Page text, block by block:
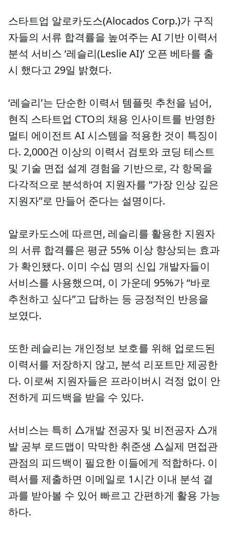
스타트업 알로카도스(Alocados Corp.)가 구직
자들의 서류 합격률을 높여주는 AI 기반 이력서
분석 서비스 ‘레슬리(Leslie AI)’ 오픈 베타를 출
시 했다고 29일 밝혔다.
‘레슬리’는 단순한 이력서 템플릿 추천을 넘어,
현직 스타트업 CTO의 채용 인사이트를 반영한
멀티 에이전트 AI 시스템을 적용한 것이 특징이
다. 2,000건 이상의 이력서 검토와 코딩 테스트
및 기술 면접 설계 경험을 기반으로, 각 항목을
다각적으로 분석하여 지원자를 “가장 인상 깊은
지원자”로 만들어 준다는 설명이다.
알로카도스에 따르면, 레슬리를 활용한 지원자
의 서류 합격률은 평균 55% 이상 향상되는 효과
가 확인됐다. 이미 수십 명의 신입 개발자들이
서비스를 사용했으며, 이 가운데 95%가 “바로
추천하고 싶다”고 답하는 등 긍정적인 반응을
보였다.
또한 레슬리는 개인정보 보호를 위해 업로드된
이력서를 저장하지 않고, 분석 리포트만 제공한
다. 이로써 지원자들은 프라이버시 걱정 없이 안
전하게 피드백을 받을 수 있다.
서비스는 특히 △개발 전공자 및 비전공자 △개
발 공부 로드맵이 막막한 취준생 △실제 면접관
관점의 피드백이 필요한 이들에게 적합하다. 이
력서를 제출하면 이메일로 1시간 이내 분석 결
과를 받아볼 수 있어 빠르고 간편하게 활용 가능
하다.